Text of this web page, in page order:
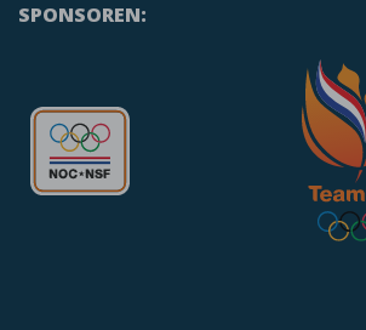
SPONSOREN: